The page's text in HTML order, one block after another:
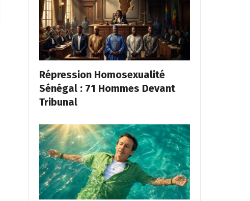
Répression Homosexualité
Sénégal : 71 Hommes Devant
Tribunal